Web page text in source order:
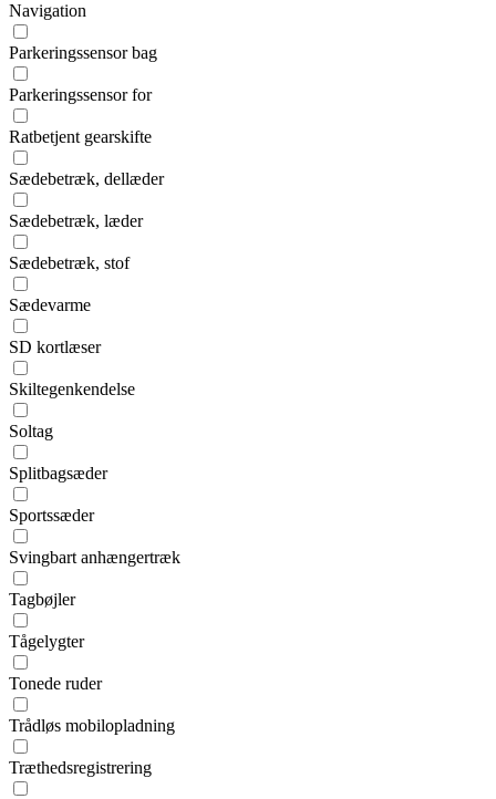
Navigation
Parkeringssensor bag
Parkeringssensor for
Ratbetjent gearskifte
Sædebetræk, dellæder
Sædebetræk, læder
Sædebetræk, stof
Sædevarme
SD kortlæser
Skiltegenkendelse
Soltag
Splitbagsæder
Sportssæder
Svingbart anhængertræk
Tagbøjler
Tågelygter
Tonede ruder
Trådløs mobilopladning
Træthedsregistrering